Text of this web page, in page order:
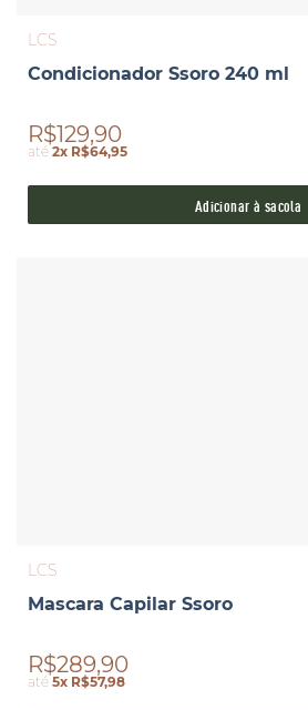
LCS
Condicionador Ssoro 240 ml
R$129,90
até2x R$64,95
Adicionar à sacola
LCS
Mascara Capilar Ssoro
R$289,90
até5x R$57,98